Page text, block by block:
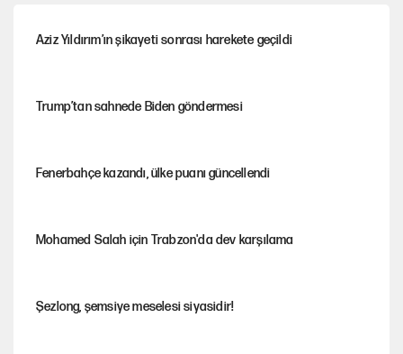
Aziz Yıldırım’ın şikayeti sonrası harekete geçildi
Trump’tan sahnede Biden göndermesi
Fenerbahçe kazandı, ülke puanı güncellendi
Mohamed Salah için Trabzon'da dev karşılama
Şezlong, şemsiye meselesi siyasidir!